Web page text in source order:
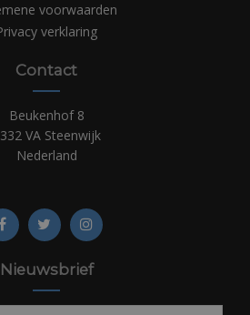
voorwaarden
verklaring
Contact
Beukenhof 8
VA Steenwijk
Nederland
Nieuwsbrief